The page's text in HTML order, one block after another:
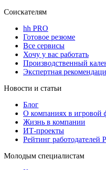
Соискателям
hh PRO
Готовое резюме
Все сервисы
Хочу у вас работать
Производственный
Экспертная
Новости и статьи
Блог
О компаниях в игровой
Жизнь в компании
ИТ-проекты
Рейтинг работодателей
Молодым специалистам